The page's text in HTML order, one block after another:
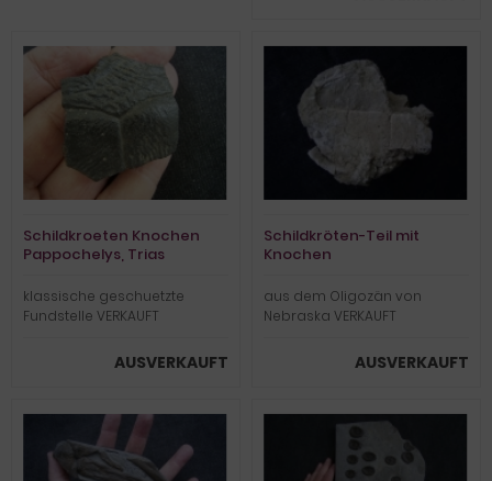
Schildkroeten Knochen
Pappochelys, Trias
klassische geschuetzte
Fundstelle VERKAUFT
AUSVERKAUFT
Schildkröten-Teil mit
Knochen
aus dem Oligozän von
Nebraska VERKAUFT
AUSVERKAUFT